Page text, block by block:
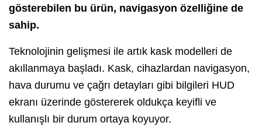
gösterebilen bu ürün, navigasyon özelliğine de
sahip.
Teknolojinin gelişmesi ile artık kask modelleri de
akıllanmaya başladı. Kask, cihazlardan navigasyon,
hava durumu ve çağrı detayları gibi bilgileri HUD
ekranı üzerinde göstererek oldukça keyifli ve
kullanışlı bir durum ortaya koyuyor.